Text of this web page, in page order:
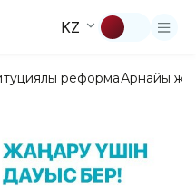
KZ
реформаАрнайы